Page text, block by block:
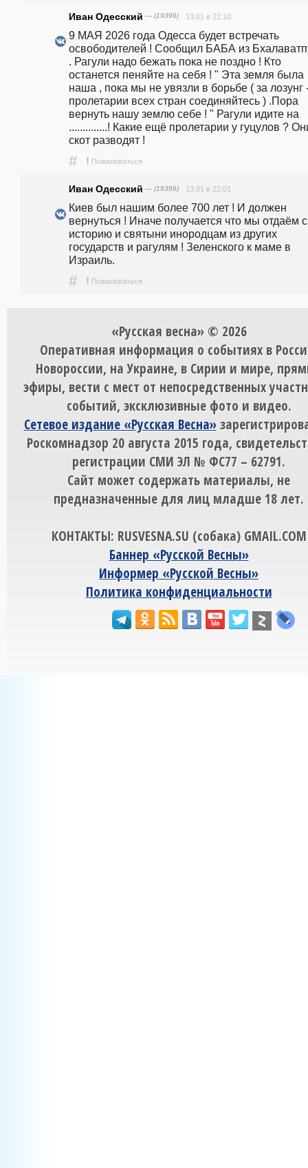
Иван Одесский — (19396) 13.01 в 22:10
9 МАЯ 2026 года Одесса будет встречать
освободителей ! Сообщил БАБА из
. Рагули надо бежать пока не поздно ! Кто
останется пеняйте на себя ! " Эта земля была
наша , пока мы не увязли в борьбе ( за лозунг
пролетарии всех стран соединяйтесь ) .Пора
вернуть нашу землю себе ! " Рагули идите на
..............! Какие ещё пролетарии у гуцулов ?
скот разводят !
# ! Пожаловаться
Иван Одесский — (19396) 13.01 в 22:01
Киев был нашим более 700 лет ! И должен
вернуться ! Иначе получается что мы отдаём
историю и святыни инородцам из других
государств и рагулям ! Зеленского к маме в
Израиль.
# ! Пожаловаться
«Русская весна» © 2026
Оперативная информация о событиях в
Новороссии, на Украине, в Сирии и мире,
эфиры, вести с мест от непосредственных
событий, эксклюзивные фото и видео.
Сетевое издание «Русская Весна»
Роскомнадзор 20 августа 2015 года,
регистрации СМИ ЭЛ № ФС77 – 62791.
Сайт может содержать материалы, не
предназначенные для лиц младше 18 лет.
КОНТАКТЫ: RUSVESNA.SU (собака) GMAIL.COM
Баннер «Русской Весны»
Информер «Русской Весны»
Политика конфиденциальности